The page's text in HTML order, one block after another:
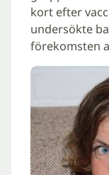
kort efter
undersökte
förekomsten